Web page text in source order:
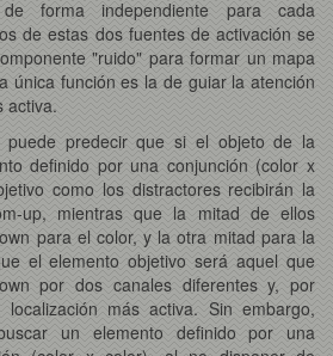
forma independiente para cada
de estas dos fuentes de activación se
"ruido" para formar un mapa
única función es la de guiar la atención
activa.
puede predecir que si el objeto de la
definido por una conjunción (color x
como los distractores recibirán la
up, mientras que la mitad de ellos
para el color, y la otra mitad para la
el elemento objetivo será aquel que
por dos canales diferentes y, por
más activa. Sin embargo,
un elemento definido por una